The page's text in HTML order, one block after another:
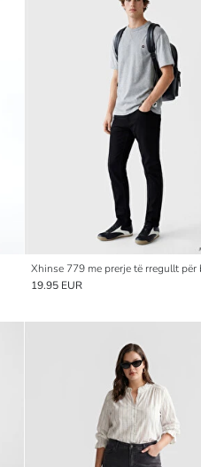
Xhinse 779 me prerje të rregullt për
19.95 EUR